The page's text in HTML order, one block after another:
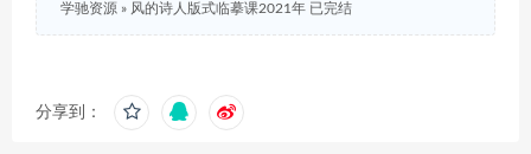
学驰资源 » 风的诗人版式临摹课2021年 已完结
分享到：